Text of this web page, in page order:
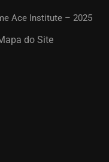
Ace Institute – 2025
do Site